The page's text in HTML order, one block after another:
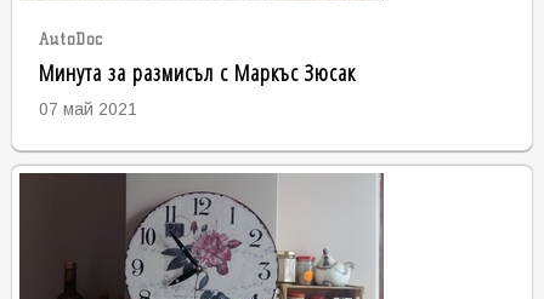
AutoDoc
Минута за размисъл с Маркъс Зюсак
07 май 2021